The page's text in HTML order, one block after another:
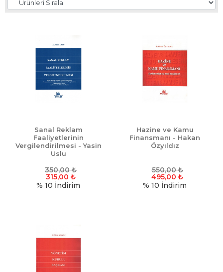
Sanal Reklam
Faaliyetlerinin
Vergilendirilmesi - Yasin
Uslu
350,00₺
315,00 ₺
% 10 İndirim
Hazine ve Kamu
Finansmanı - Hakan
Özyıldız
550,00₺
495,00 ₺
% 10 İndirim